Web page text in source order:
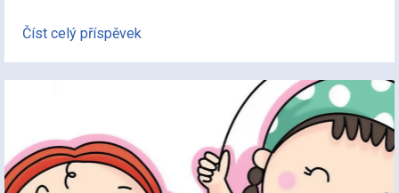
Číst celý příspěvek